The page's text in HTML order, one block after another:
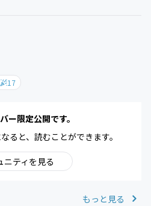
17
ー限定公開です。
ると、読むことができます。
ニティを見る
もっと見る